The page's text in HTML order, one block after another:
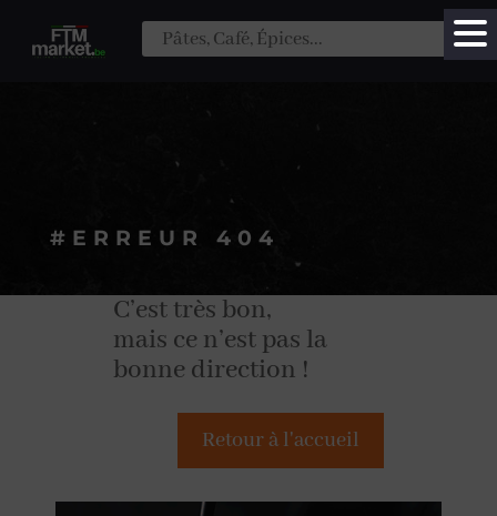
#ERREUR 404
C’est très bon,
mais ce n’est pas la
bonne direction !
Retour à l'accueil